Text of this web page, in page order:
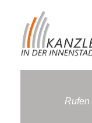
Rufen